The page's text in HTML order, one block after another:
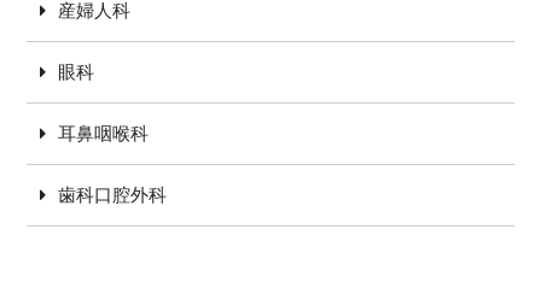
産婦人科
眼科
耳鼻咽喉科
歯科口腔外科